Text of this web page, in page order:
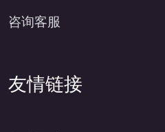
咨询客服
友情链接